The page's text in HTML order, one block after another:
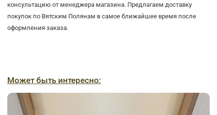
консультацию от менеджера магазина. Предлагаем доставку
покупок по Вятским Полянам в самое ближайшее время после
оформления заказа.
Может быть интересно: